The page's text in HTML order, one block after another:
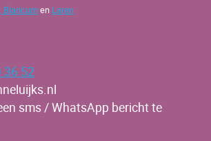
Blaricumen Laren
36 52
sms / WhatsApp bericht te